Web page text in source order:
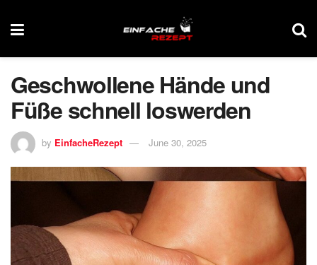
Geschwollene Hände und
Füße schnell loswerden
by EinfacheRezept June 30, 2025